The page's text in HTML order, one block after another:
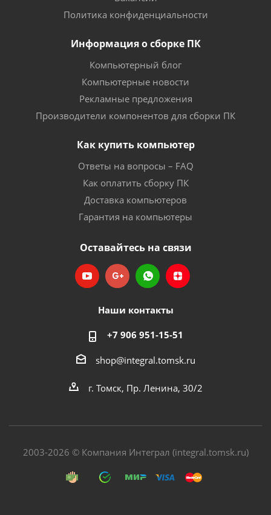
Политика конфиденциальности
Информация о сборке ПК
Компьютерный блог
Компьютерные новости
Рекламные предложения
Производители компонентов для сборки ПК
Как купить компьютер
Ответы на вопросы – FAQ
Как оплатить сборку ПК
Доставка компьютеров
Гарантия на компьютеры
Оставайтесь на связи
Наши контакты
+7 906 951-15-51
shop@integral.tomsk.ru
г. Томск, Пр. Ленина, 30/2
2003-2026 © Компания Интеграл (integral.tomsk.ru)